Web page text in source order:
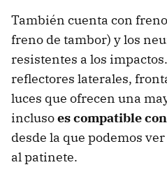
También cuenta con
freno de tambor) y los
resistentes a los
reflectores laterales,
luces que ofrecen una
inclusoes compatible
desde la que podemos
al patinete.